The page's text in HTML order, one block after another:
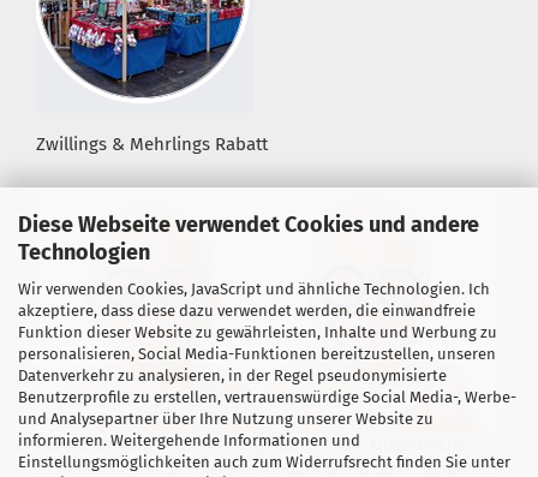
Diese Webseite verwendet Cookies und andere
Technologien
Wir verwenden Cookies, JavaScript und ähnliche Technologien. Ich
akzeptiere, dass diese dazu verwendet werden, die einwandfreie
Funktion dieser Website zu gewährleisten, Inhalte und Werbung zu
personalisieren, Social Media-Funktionen bereitzustellen, unseren
Datenverkehr zu analysieren, in der Regel pseudonymisierte
Benutzerprofile zu erstellen, vertrauenswürdige Social Media-, Werbe-
und Analysepartner über Ihre Nutzung unserer Website zu
informieren. Weitergehende Informationen und
Einstellungsmöglichkeiten auch zum Widerrufsrecht finden Sie unter
Zwillings & Mehrlings Rabatt
Für alle Zwillings- &, Mehrlingseltern sowie kinderreiche
Familien mit mind. 3 eigenen Kindern bis 18 Jahre! gewähren